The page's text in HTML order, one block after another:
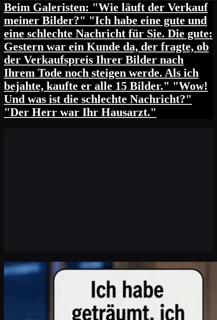
Beim Galeristen: "Wie läuft der Verkauf
meiner Bilder?" "Ich habe eine gute und
eine schlechte Nachricht für Sie. Die gute:
Gestern war ein Kunde da, der fragte, ob
der Verkaufspreis Ihrer Bilder nach
Ihrem Tode noch steigen werde. Als ich
bejahte, kaufte er alle 15 Bilder." "Wow!
Und was ist die schlechte Nachricht?"
"Der Herr war Ihr Hausarzt."